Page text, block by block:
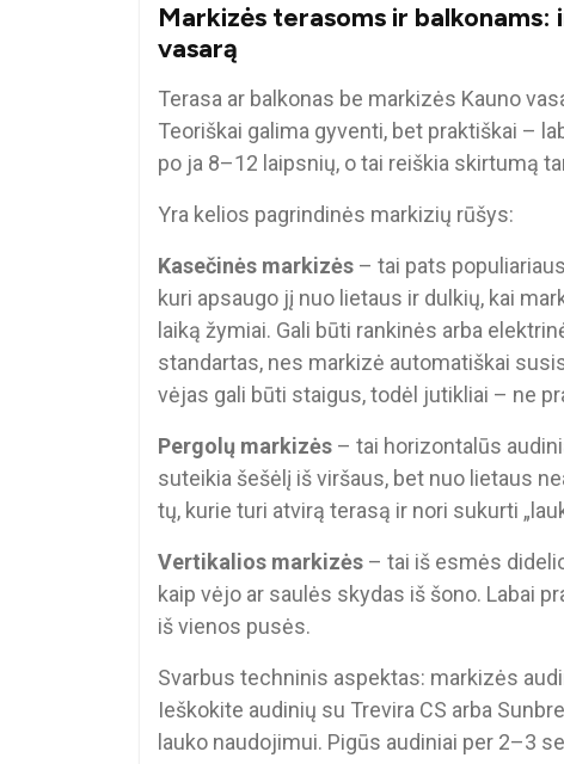
Markizės terasoms ir
vasarą
Terasa ar balkonas be markizės Kauno
Teoriškai galima gyventi, bet praktiškai –
po ja 8–12 laipsnių, o tai reiškia skirtumą
Yra kelios pagrindinės markizių rūšys:
Kasečinės markizės – tai pats
kuri apsaugo jį nuo lietaus ir dulkių, kai
laiką žymiai. Gali būti rankinės arba
standartas, nes markizė automatiškai
vėjas gali būti staigus, todėl jutikliai – ne
Pergolų markizės – tai horizontalūs
suteikia šešėlį iš viršaus, bet nuo lietaus
tų, kurie turi atvirą terasą ir nori sukurti
Vertikalios markizės – tai iš esmės
kaip vėjo ar saulės skydas iš šono. Labai
iš vienos pusės.
Svarbus techninis aspektas: markizės
Ieškokite audinių su Trevira CS arba
lauko naudojimui. Pigūs audiniai per 2–3